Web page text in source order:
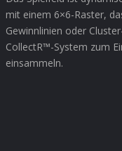
mit einem 6×6-Raster,
Gewinnlinien oder
CollectR™-System zum
einsammeln.